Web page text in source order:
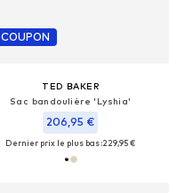
COUPON
TED BAKER
Sac bandoulière 'Lyshia'
206,95 €
Dernier prix le plus bas :229,95 €